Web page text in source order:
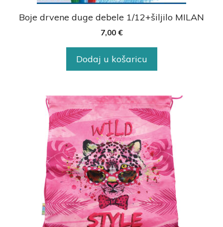
Boje drvene duge debele 1/12+šiljilo MILAN
7,00 €
Dodaj u košaricu